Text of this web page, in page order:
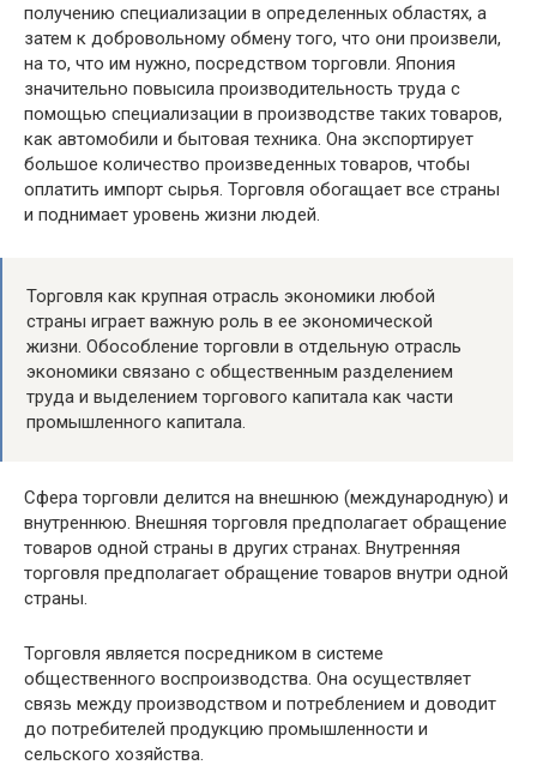
получению специализации в определенных областях, а
затем к добровольному обмену того, что они произвели,
на то, что им нужно, посредством торговли. Япония
значительно повысила производительность труда с
помощью специализации в производстве таких товаров,
как автомобили и бытовая техника. Она экспортирует
большое количество произведенных товаров, чтобы
оплатить импорт сырья. Торговля обогащает все страны
и поднимает уровень жизни людей.
Торговля как крупная отрасль экономики любой
страны играет важную роль в ее экономической
жизни. Обособление торговли в отдельную отрасль
экономики связано с общественным разделением
труда и выделением торгового капитала как части
промышленного капитала.
Сфера торговли делится на внешнюю (международную) и
внутреннюю. Внешняя торговля предполагает обращение
товаров одной страны в других странах. Внутренняя
торговля предполагает обращение товаров внутри одной
страны.
Торговля является посредником в системе
общественного воспроизводства. Она осуществляет
связь между производством и потреблением и доводит
до потребителей продукцию промышленности и
сельского хозяйства.